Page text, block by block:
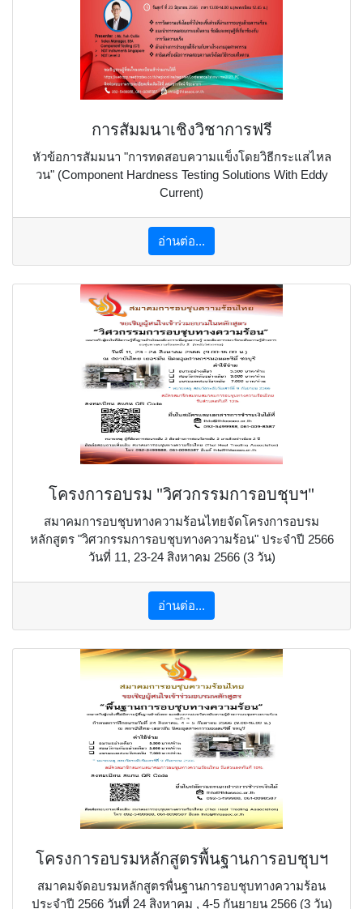
การสัมมนาเชิงวิชาการฟรี
หัวข้อการสัมมนา "การทดสอบความแข็งโดยวิธีกระแสไหล
วน" (Component Hardness Testing Solutions With Eddy
Current)
อ่านต่อ...
โครงการอบรม "วิศวกรรมการอบชุบฯ"
สมาคมการอบชุบทางความร้อนไทยจัดโครงการอบรม
หลักสูตร "วิศวกรรมการอบชุบทางความร้อน" ประจำปี 2566
วันที่ 11, 23-24 สิงหาคม 2566 (3 วัน)
อ่านต่อ...
โครงการอบรมหลักสูตรพื้นฐานการอบชุบฯ
สมาคมจัดอบรมหลักสูตรพื่นฐานการอบชุบทางความร้อน
ประจำปี 2566 วันที่ 24 สิงหาคม , 4-5 กันยายน 2566 (3 วัน)